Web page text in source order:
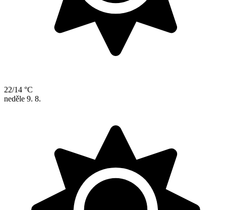
22/14 °C
neděle 9. 8.